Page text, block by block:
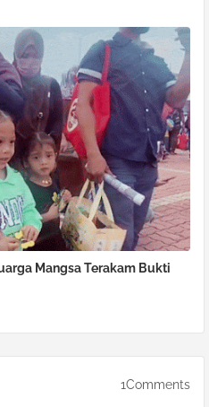
Mangsa Terakam Bukti
1Comments